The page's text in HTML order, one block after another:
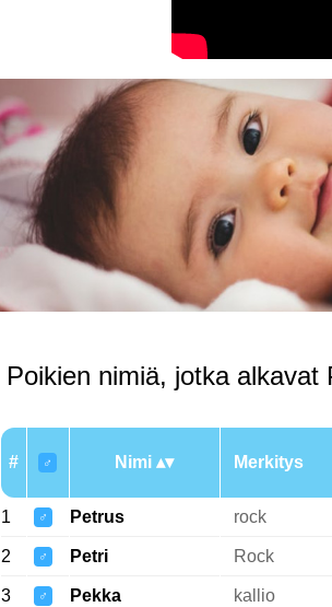
Poikien nimiä, jotka alkavat
# ♂ Nimi Merkitys
1 ♂ Petrus rock
2 ♂ Petri Rock
3 ♂ Pekka kallio